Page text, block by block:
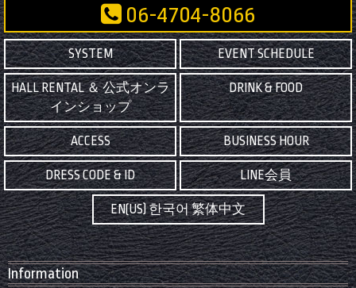
06-4704-8066
SYSTEM EVENT SCHEDULE
HALL RENTAL ＆ 公式オンラ
インショップ
DRINK & FOOD
ACCESS BUSINESS HOUR
DRESS CODE & ID LINE会員
EN(US) 한국어 繁体中文
Information